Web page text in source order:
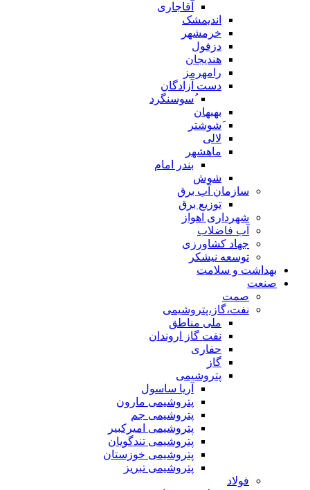
آقاجاری
اندیمشک
خرمشهر
دزفول
هندیجان
رامهرمز
دست آزادگان
ُسوسنگرد
بهبهان
َشوشتر
لالی
ماهشهر
بندر امام
شوش
سازمان آب برق
توزیع برق
شهرداری اهواز
آب فاضلاب
جهاد کشاورزی
توسعه نیشکر
بهداشت و سلامت
صنعت
صمت
نفت،گاز،پتروشیمی
ملی مناطق
نفت گاز اروندان
حفاری
گاز
پتروشیمی
آریا ساسول
پتروشیمی مارون
پتروشیمی جم
پتروشیمی امیرکبیر
پتروشیمی تندگویان
پتروشیمی خوزستان
پتروشیمی تبریز
فولاد